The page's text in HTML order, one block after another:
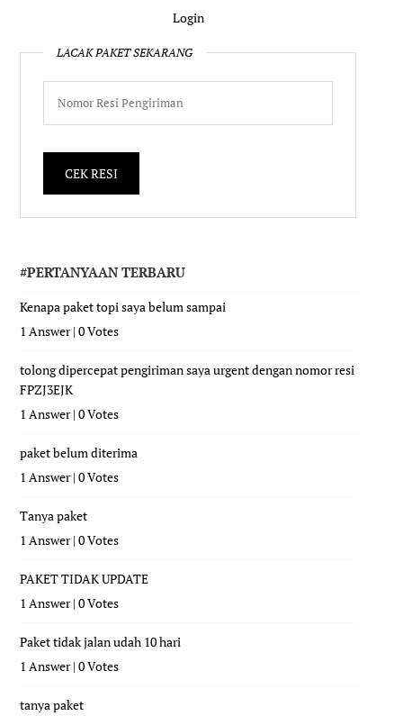
Login
LACAK PAKET SEKARANG
#PERTANYAAN TERBARU
Kenapa paket topi saya belum sampai
1 Answer|0 Votes
tolong dipercepat pengiriman saya urgent dengan nomor resi
FPZJ3EJK
1 Answer|0 Votes
paket belum diterima
1 Answer|0 Votes
Tanya paket
1 Answer|0 Votes
PAKET TIDAK UPDATE
1 Answer|0 Votes
Paket tidak jalan udah 10 hari
1 Answer|0 Votes
tanya paket